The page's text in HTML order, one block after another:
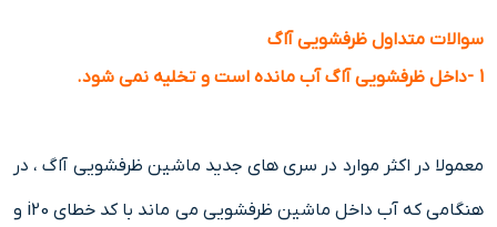
سوالات متداول ظرفشویی آاگ
1 -داخل ظرفشویی آاگ آب مانده است و تخلیه نمی شود.
معمولا در اکثر موارد در سری های جدید ماشین ظرفشویی آاگ ، در
هنگامی که آب داخل ماشین ظرفشویی می ماند با کد خطای i20 و